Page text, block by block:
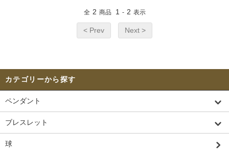
全 2 商品 1 - 2 表示
< Prev Next >
カテゴリーから探す
ペンダント
ブレスレット
球